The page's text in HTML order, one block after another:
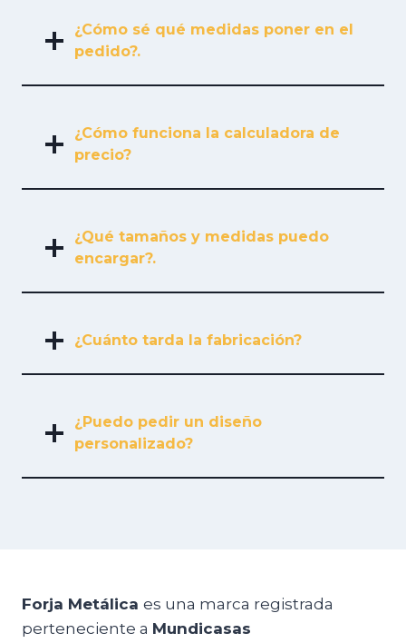
¿Cómo sé qué medidas poner en el
pedido?.
¿Cómo funciona la calculadora de
precio?
¿Qué tamaños y medidas puedo
encargar?.
¿Cuánto tarda la fabricación?
¿Puedo pedir un diseño
personalizado?
Forja Metálica es una marca registrada
perteneciente a Mundicasas